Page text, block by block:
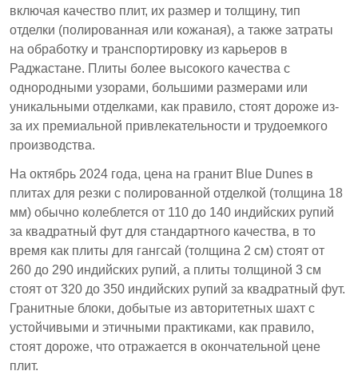
включая качество плит, их размер и толщину, тип
отделки (полированная или кожаная), а также затраты
на обработку и транспортировку из карьеров в
Раджастане. Плиты более высокого качества с
однородными узорами, большими размерами или
уникальными отделками, как правило, стоят дороже из-
за их премиальной привлекательности и трудоемкого
производства.
На октябрь 2024 года, цена на гранит Blue Dunes в
плитах для резки с полированной отделкой (толщина 18
мм) обычно колеблется от 110 до 140 индийских рупий
за квадратный фут для стандартного качества, в то
время как плиты для гангсай (толщина 2 см) стоят от
260 до 290 индийских рупий, а плиты толщиной 3 см
стоят от 320 до 350 индийских рупий за квадратный фут.
Гранитные блоки, добытые из авторитетных шахт с
устойчивыми и этичными практиками, как правило,
стоят дороже, что отражается в окончательной цене
плит.